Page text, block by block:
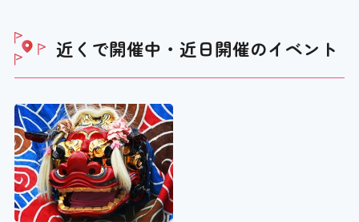
近くで開催中・近日開催のイベント